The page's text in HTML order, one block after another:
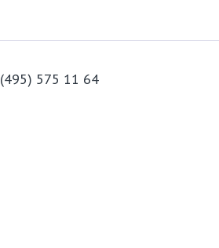
575 11 64